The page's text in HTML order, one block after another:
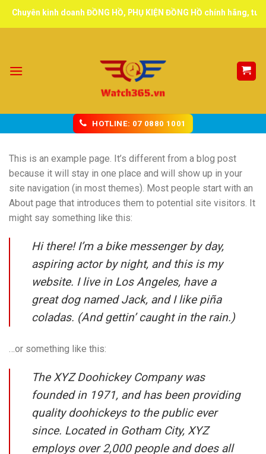
SkipChuyên kinh doanh ĐỒNG HỒ, PHỤ KIỆN ĐỒNG HỒ chính hãng,
HOTLINE: 07 0880 1001
This is an example page. It’s different from a blog post
because it will stay in one place and will show up in your
site navigation (in most themes). Most people start with an
About page that introduces them to potential site visitors. It
might say something like this:
Hi there! I’m a bike messenger by day,
aspiring actor by night, and this is my
website. I live in Los Angeles, have a
great dog named Jack, and I like piña
coladas. (And gettin’ caught in the rain.)
…or something like this:
The XYZ Doohickey Company was
founded in 1971, and has been providing
quality doohickeys to the public ever
since. Located in Gotham City, XYZ
employs over 2,000 people and does all